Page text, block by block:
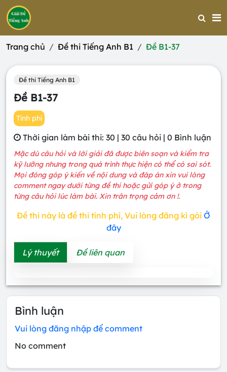
Trang chủ Đề thi Tiếng Anh B1 Đề B1-37
Đề thi Tiếng Anh B1
Đề B1-37
Tính phí
Thời gian làm bài thi: 30 | 30 câu hỏi | 0 Bình luận
Mặc dù câu hỏi và lời giải đã được biên soạn và kiểm tra
kỹ lưỡng nhưng trong quá trình thực hiện có thể có sai sót.
Mọi đóng góp ý kiến về nội dung và đáp án xin vui lòng
comment ngay dưới từng đề thi hoặc gửi góp ý ở trong
từng câu hỏi lúc làm bài. Xin trân trọng cảm ơn !.
Đề thi này là đề thi tính phí, Vui lòng đăng kí gói Ở
đây
Lý thuyết Đề liên quan
Bình luận
Vui lòng đăng nhập để comment
No comment